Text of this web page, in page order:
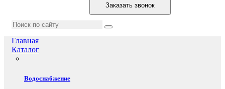
Заказать звонок
Главная
Каталог
Водоснабжение